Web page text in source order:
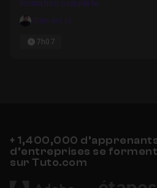
formation complète
Clément Lv
7h07
+ 1,400,000
d’entreprises se
sur Tuto.com